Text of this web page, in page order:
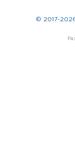
© 2017-